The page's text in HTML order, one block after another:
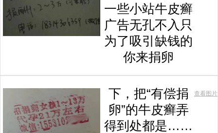
一些小站牛皮癣
广告无孔不入只
为了吸引缺钱的
你来捐卵
下，把“有偿捐
卵”的牛皮癣弄
得到处都是……
查看图片